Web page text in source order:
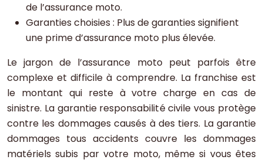
de l’assurance moto.
Garanties choisies : Plus de garanties signifient
une prime d’assurance moto plus élevée.
Le jargon de l’assurance moto peut parfois être
complexe et difficile à comprendre. La franchise est
le montant qui reste à votre charge en cas de
sinistre. La garantie responsabilité civile vous protège
contre les dommages causés à des tiers. La garantie
dommages tous accidents couvre les dommages
matériels subis par votre moto, même si vous êtes